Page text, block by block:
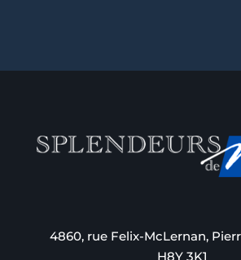
4860, rue Felix-McLernan,
H8Y 3K1